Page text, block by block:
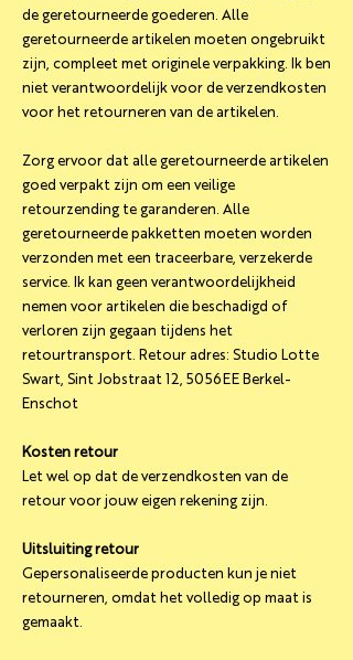
de geretourneerde goederen. Alle
geretourneerde artikelen moeten ongebruikt
zijn, compleet met originele verpakking. Ik ben
niet verantwoordelijk voor de verzendkosten
voor het retourneren van de artikelen.
Zorg ervoor dat alle geretourneerde artikelen
goed verpakt zijn om een ​​veilige
retourzending te garanderen. Alle
geretourneerde pakketten moeten worden
verzonden met een traceerbare, verzekerde
service. Ik kan geen verantwoordelijkheid
nemen voor artikelen die beschadigd of
verloren zijn gegaan tijdens het
retourtransport. Retour adres: Studio Lotte
Swart, Sint Jobstraat 12, 5056EE Berkel-
Enschot
Kosten retour
Let wel op dat de verzendkosten van de
retour voor jouw eigen rekening zijn.
Uitsluiting retour
Gepersonaliseerde producten kun je niet
retourneren, omdat het volledig op maat is
gemaakt.